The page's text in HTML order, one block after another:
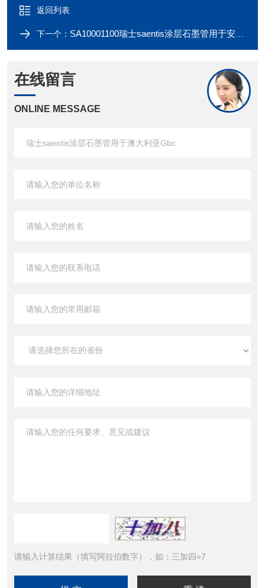
返回列表
下一个： SA10001100瑞士saentis涂层石墨管用于安捷伦Agilent
在线留言
ONLINE MESSAGE
请输入计算结果（填写阿拉伯数字），如：三加四=7